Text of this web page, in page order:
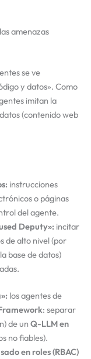
amenazas
se ve
y datos». Como
imitan la
(contenido web
instrucciones
o páginas
del agente.
Deputy»:incitar
de alto nivel (por
base de datos)
los agentes de
: separar
de un Q-LLM en
no fiables).
en roles (RBAC)